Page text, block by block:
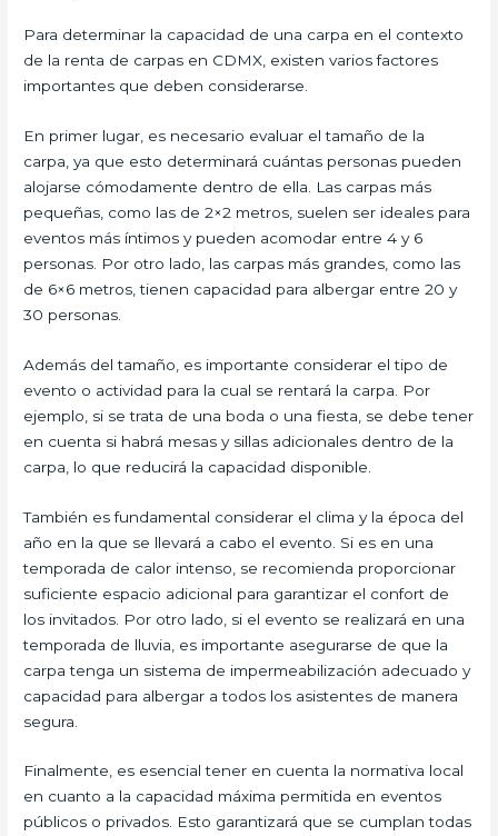
Para determinar la capacidad de una carpa en el contexto
de la renta de carpas en CDMX, existen varios factores
importantes que deben considerarse.
En primer lugar, es necesario evaluar el tamaño de la
carpa, ya que esto determinará cuántas personas pueden
alojarse cómodamente dentro de ella. Las carpas más
pequeñas, como las de 2×2 metros, suelen ser ideales para
eventos más íntimos y pueden acomodar entre 4 y 6
personas. Por otro lado, las carpas más grandes, como las
de 6×6 metros, tienen capacidad para albergar entre 20 y
30 personas.
Además del tamaño, es importante considerar el tipo de
evento o actividad para la cual se rentará la carpa. Por
ejemplo, si se trata de una boda o una fiesta, se debe tener
en cuenta si habrá mesas y sillas adicionales dentro de la
carpa, lo que reducirá la capacidad disponible.
También es fundamental considerar el clima y la época del
año en la que se llevará a cabo el evento. Si es en una
temporada de calor intenso, se recomienda proporcionar
suficiente espacio adicional para garantizar el confort de
los invitados. Por otro lado, si el evento se realizará en una
temporada de lluvia, es importante asegurarse de que la
carpa tenga un sistema de impermeabilización adecuado y
capacidad para albergar a todos los asistentes de manera
segura.
Finalmente, es esencial tener en cuenta la normativa local
en cuanto a la capacidad máxima permitida en eventos
públicos o privados. Esto garantizará que se cumplan todas